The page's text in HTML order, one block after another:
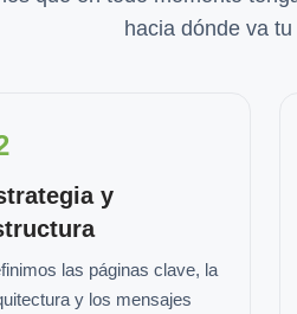
hacia dónde va
y
las páginas clave, la
y los mensajes